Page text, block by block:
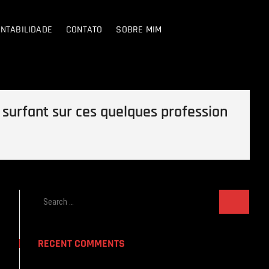
CONTATO SOBRE MIM
sur ces quelques profession
RECENT COMMENTS